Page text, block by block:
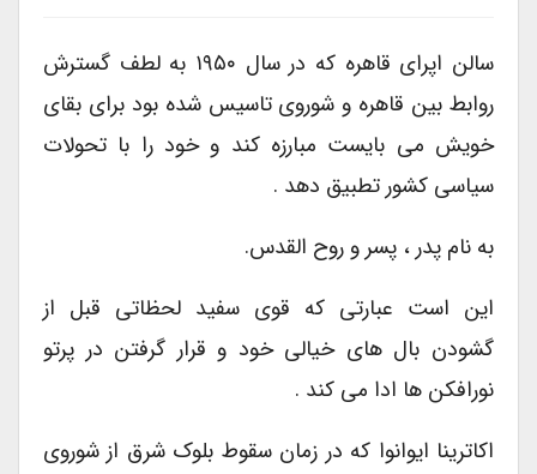
سالن اپرای قاهره که در سال ۱۹۵۰ به لطف گسترش
روابط بین قاهره و شوروی تاسیس شده بود برای بقای
خویش می بایست مبارزه کند و خود را با تحولات
سیاسی کشور تطبیق دهد .
به نام پدر ، پسر و روح القدس.
این است عبارتی که قوی سفید لحظاتی قبل از
گشودن بال های خیالی خود و قرار گرفتن در پرتو
نورافکن ها ادا می کند .
اکاترینا ایوانوا که در زمان سقوط بلوک شرق از شوروی